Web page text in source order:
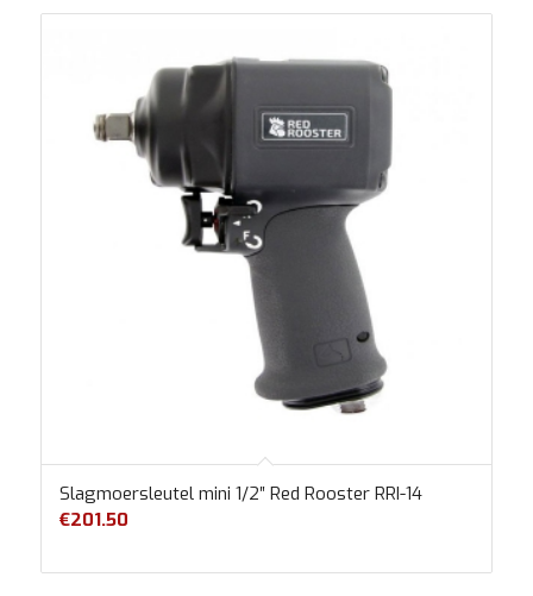
Slagmoersleutel mini 1/2″ Red Rooster RRI-14
€201.50